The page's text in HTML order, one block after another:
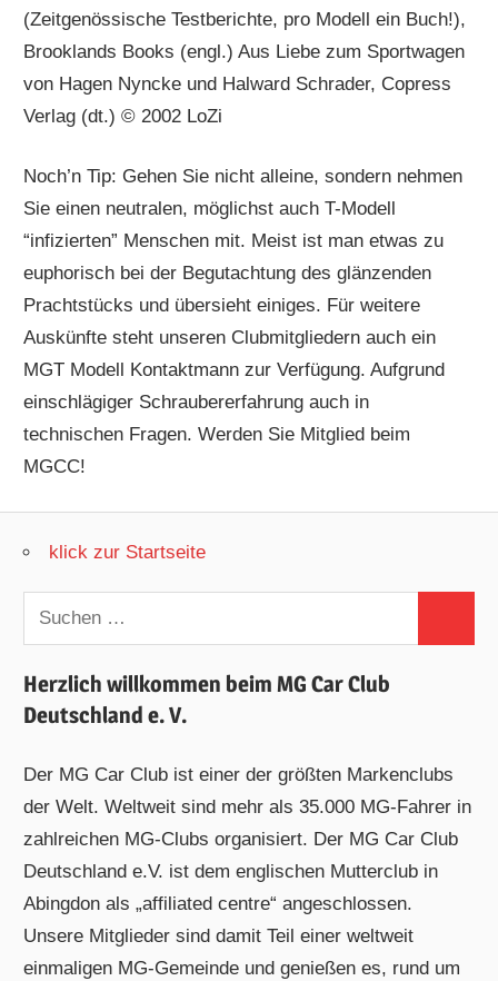
(Zeitgenössische Testberichte, pro Modell ein Buch!),
Brooklands Books (engl.) Aus Liebe zum Sportwagen
von Hagen Nyncke und Halward Schrader, Copress
Verlag (dt.) © 2002 LoZi
Noch’n Tip: Gehen Sie nicht alleine, sondern nehmen
Sie einen neutralen, möglichst auch T-Modell
“infizierten” Menschen mit. Meist ist man etwas zu
euphorisch bei der Begutachtung des glänzenden
Prachtstücks und übersieht einiges. Für weitere
Auskünfte steht unseren Clubmitgliedern auch ein
MGT Modell Kontaktmann zur Verfügung. Aufgrund
einschlägiger Schraubererfahrung auch in
technischen Fragen. Werden Sie Mitglied beim
MGCC!
klick zur Startseite
Suchen
nach:
Herzlich willkommen beim MG Car Club
Deutschland e. V.
Der MG Car Club ist einer der größten Markenclubs
der Welt. Weltweit sind mehr als 35.000 MG-Fahrer in
zahlreichen MG-Clubs organisiert. Der MG Car Club
Deutschland e.V. ist dem englischen Mutterclub in
Abingdon als „affiliated centre“ angeschlossen.
Unsere Mitglieder sind damit Teil einer weltweit
einmaligen MG-Gemeinde und genießen es, rund um